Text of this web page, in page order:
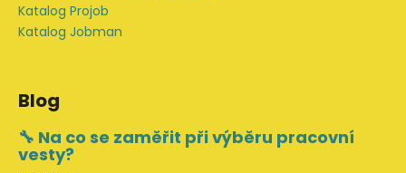
Katalog Projob
Katalog Jobman
Blog
🔧 Na co se zaměřit při výběru pracovní
vesty?